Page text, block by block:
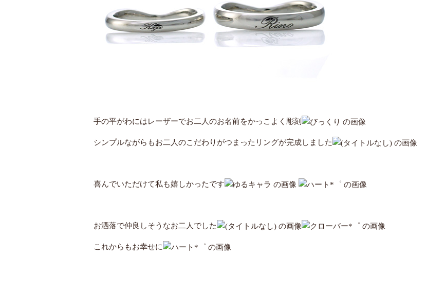
手の平がわにはレーザーでお二人のお名前をかっこよく彫刻
シンプルながらもお二人のこだわりがつまったリングが完成しました
喜んでいただけて私も嬉しかったです
お洒落で仲良しそうなお二人でした
これからもお幸せに